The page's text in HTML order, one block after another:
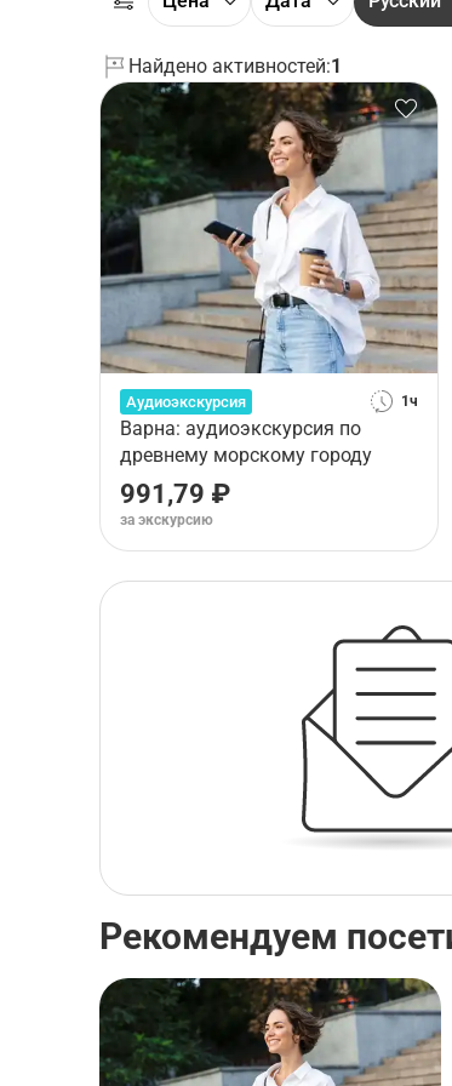
Найдено активностей:1
Аудиоэкскурсия 1ч
Варна: аудиоэкскурсия по
древнему морскому городу
991,79 ₽
за экскурсию
Рекомендуем